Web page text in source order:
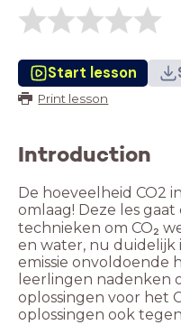
Start lesson
Print lesson
Introduction
De hoeveelheid CO2
omlaag! Deze les
technieken om CO₂
en water, nu duidelijk
emissie onvoldoende
leerlingen nadenken
oplossingen voor het
oplossingen ook